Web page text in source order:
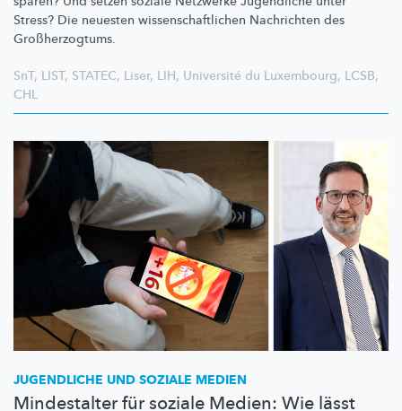
Stress? Die neuesten wissenschaftlichen Nachrichten des
Großherzogtums.
SnT, LIST, STATEC, Liser, LIH, Université du Luxembourg, LCSB,
CHL
JUGENDLICHE UND SOZIALE MEDIEN
Mindestalter für soziale Medien: Wie lässt